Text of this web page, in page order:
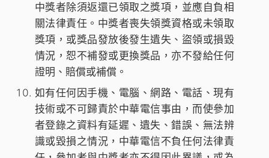
中獎者除須返還已領取之獎項，並應自負相
關法律責任。中獎者喪失領獎資格或未領取
獎項，或獎品發放後發生遺失、盜領或損毀
情況，恕不補發或更換獎品，亦不發給任何
證明、賠償或補償。
如有任何因手機、電腦、網路、電話、現有
技術或不可歸責於中華電信事由，而使參加
者登錄之資料有延遲、遺失、錯誤、無法辨
識或毀損之情況，中華電信不負任何法律責